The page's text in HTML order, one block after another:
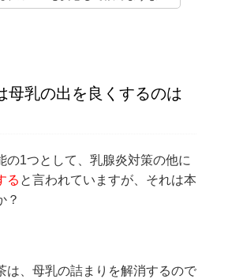
母乳の出を良くするのは
の1つとして、乳腺炎対策の他に
る と言われていますが、それは本
？
は、母乳の詰まりを解消するので